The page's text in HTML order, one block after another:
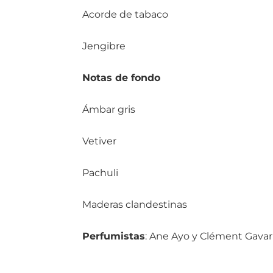
Acorde de tabaco
Jengibre
Notas de fondo
Ámbar gris
Vetiver
Pachuli
Maderas clandestinas
Perfumistas: Ane Ayo y Clément